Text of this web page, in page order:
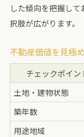
した傾向を把握し
択肢が広がります。
不動産価値を見極
チェックポイン
土地・建物状態
築年数
用途地域